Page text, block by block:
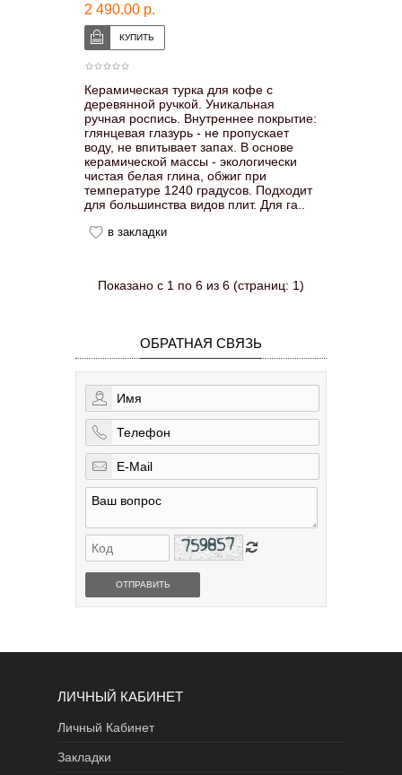
2 490.00 р.
Керамическая турка для кофе с
деревянной ручкой. Уникальная
ручная роспись. Внутреннее покрытие:
глянцевая глазурь - не пропускает
воду, не впитывает запах. В основе
керамической массы - экологически
чистая белая глина, обжиг при
температуре 1240 градусов. Подходит
для большинства видов плит. Для га..
в закладки
Показано с 1 по 6 из 6 (страниц: 1)
ОБРАТНАЯ СВЯЗЬ
ОТПРАВИТЬ
ЛИЧНЫЙ КАБИНЕТ
Личный Кабинет
Закладки